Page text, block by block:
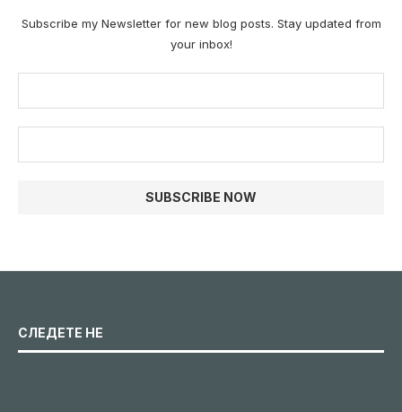
Subscribe my Newsletter for new blog posts. Stay updated from
your inbox!
СЛЕДЕТЕ НЕ